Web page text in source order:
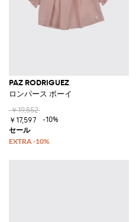
PAZ RODRIGUEZ
ロンパース ボーイ
￥19,552
￥17,597
-10%